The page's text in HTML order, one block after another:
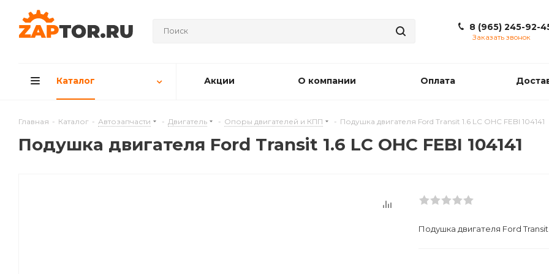
8 (965) 245-92-
Заказать звонок
Каталог Акции О компании Оплата
Главная - Каталог - Автозапчасти - Двигатель - Опоры двигателей и КПП - Подушкa двигателя Ford Transit 1.6 LC OHC FEBI 104141
Подушкa двигателя Ford Transit 1.6 LC OHC FEBI 104141
Подушкa двигателя Ford Transit